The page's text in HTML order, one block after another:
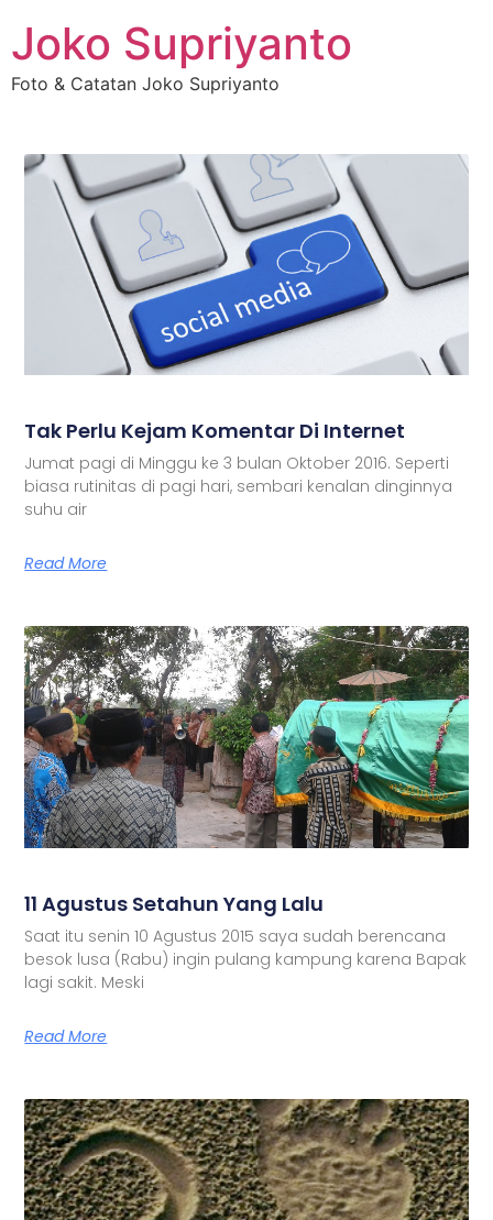
Joko Supriyanto
Foto & Catatan Joko Supriyanto
Tak Perlu Kejam Komentar Di Internet
Jumat pagi di Minggu ke 3 bulan Oktober 2016. Seperti
biasa rutinitas di pagi hari, sembari kenalan dinginnya
suhu air
Read More
11 Agustus Setahun Yang Lalu
Saat itu senin 10 Agustus 2015 saya sudah berencana
besok lusa (Rabu) ingin pulang kampung karena Bapak
lagi sakit. Meski
Read More